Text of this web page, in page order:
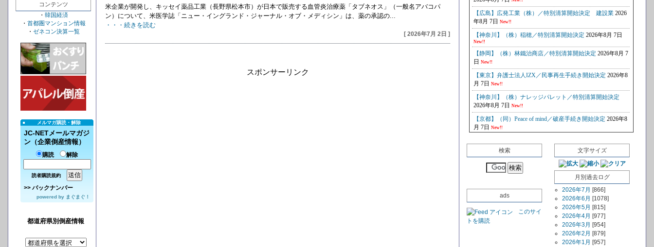
コンテンツ
・ 韓国経済
・ 首都圏マンション情報
・ ゼネコン決算一覧
メルマガ購読・解除
JC-NETメールマガジ
ン（企業倒産情報）
購読 解除
読者購読規約
>> バックナンバー
powered by まぐまぐ！
都道府県別倒産情報
米企業が開発し、キッセイ薬品工業（長野県松本市）が日本で販売する血管炎治療薬「タブネオス」（一般名アバコパ
ン）について、米医学誌「ニュー・イングランド・ジャーナル・オブ・メディシン」は、薬の承認の...
・・・続きを読む
[ 2026年7月 2日 ]
スポンサーリンク
検索
ads
このサイ
トを購読
文字サイズ
月別過去ログ
2026年7月 [866]
2026年6月 [1078]
2026年5月 [815]
2026年4月 [977]
2026年3月 [954]
2026年2月 [879]
2026年1月 [957]